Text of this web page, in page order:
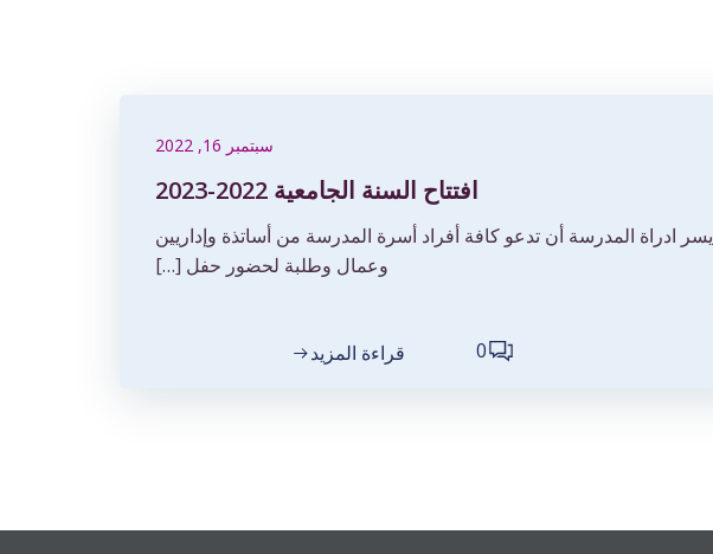
سبتمبر 16, 2022
افتتاح السنة الجامعية 2022-2023
يسر ادراة المدرسة أن تدعو كافة أفراد أسرة المدرسة من أساتذة وإداريين
وعمال وطلبة لحضور حفل […]
0 قراءة المزيد